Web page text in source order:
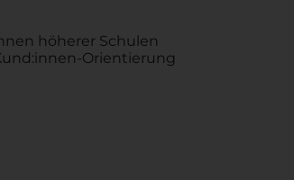
höherer Schulen
Orientierung